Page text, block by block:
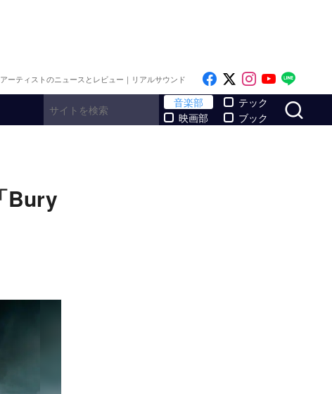
ーティストのニュースとレビュー｜リアルサウンド Like on Facebook
Follow on x
Follow on
Follow
音楽部
映画部
テック
ブック
Bury